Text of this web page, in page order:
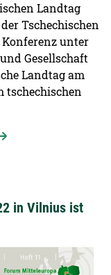
Landtag
Tschechischen
unter
Gesellschaft
Landtag am
tschechischen
in Vilnius ist